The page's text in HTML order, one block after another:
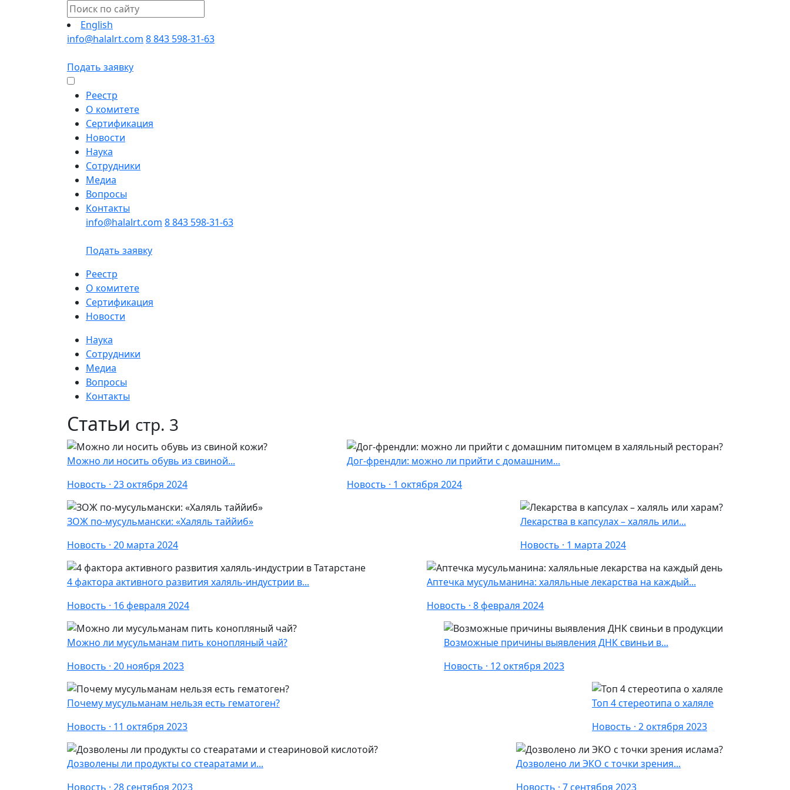
English
info@halalrt.com 8 843 598-31-63
Подать заявку
Реестр
О комитете
Сертификация
Новости
Наука
Сотрудники
Медиа
Вопросы
Контакты
info@halalrt.com 8 843 598-31-63
Подать заявку
Реестр
О комитете
Сертификация
Новости
Наука
Сотрудники
Медиа
Вопросы
Контакты
Статьи стр. 3
Можно ли носить обувь из свиной...
Новость · 23 октября 2024
Дог-френдли: можно ли прийти с домашним...
Новость · 1 октября 2024
ЗОЖ по-мусульмански: «Халяль таййиб»
Новость · 20 марта 2024
Лекарства в капсулах – халяль или...
Новость · 1 марта 2024
4 фактора активного развития халяль-индустрии в...
Новость · 16 февраля 2024
Аптечка мусульманина: халяльные лекарства на каждый...
Новость · 8 февраля 2024
Можно ли мусульманам пить конопляный чай?
Новость · 20 ноября 2023
Возможные причины выявления ДНК свиньи в...
Новость · 12 октября 2023
Почему мусульманам нельзя есть гематоген?
Новость · 11 октября 2023
Топ 4 стереотипа о халяле
Новость · 2 октября 2023
Дозволены ли продукты со стеаратами и...
Новость · 28 сентября 2023
Дозволено ли ЭКО с точки зрения...
Новость · 7 сентября 2023